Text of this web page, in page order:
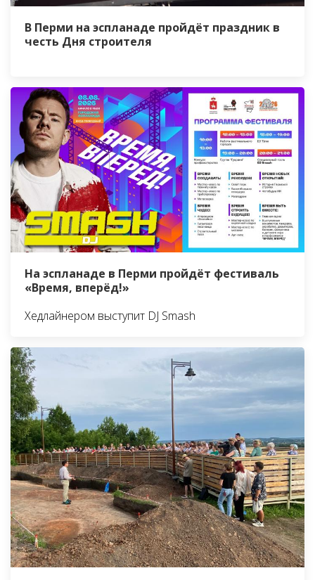
В Перми на эспланаде пройдёт праздник в
честь Дня строителя
На эспланаде в Перми пройдёт фестиваль
«Время, вперёд!»
Хедлайнером выступит DJ Smash